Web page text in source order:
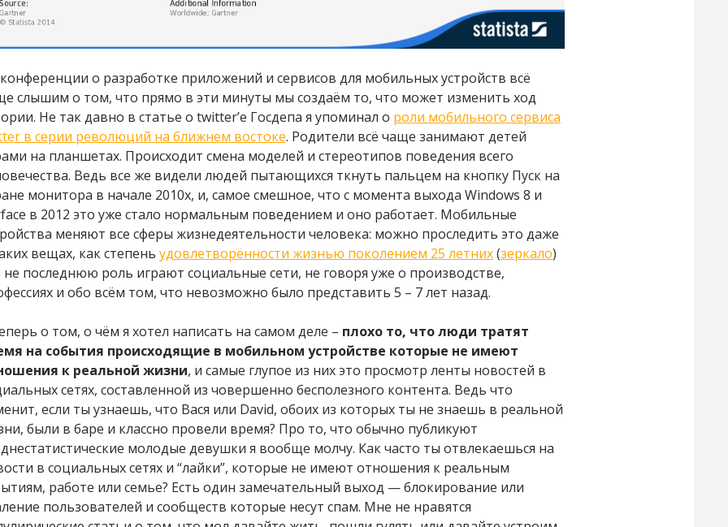
о разработке приложений и сервисов для мобильных устройств всё
слышим о том, что прямо в эти минуты мы создаём то, что может изменить ход
Не так давно в статье о twitter’е Госдепа я упоминал о роли мобильного сервиса
в серии революций на ближнем востоке. Родители всё чаще занимают детей
на планшетах. Происходит смена моделей и стереотипов поведения всего
Ведь все же видели людей пытающихся ткнуть пальцем на кнопку Пуск на
монитора в начале 2010х, и, самое смешное, что с момента выхода Windows 8 и
в 2012 это уже стало нормальным поведением и оно работает. Мобильные
меняют все сферы жизнедеятельности человека: можно проследить это даже
вещах, как степень удовлетворённости жизнью поколением 25 летних(зеркало)
не последнюю роль играют социальные сети, не говоря уже о производстве,
и обо всём том, что невозможно было представить 5 – 7 лет назад.
о том, о чём я хотел написать на самом деле – плохо то, что люди тратят
на события происходящие в мобильном устройстве которые не имеют
к реальной жизни, и самые глупое из них это просмотр ленты новостей в
сетях, составленной из човершенно бесполезного контента. Ведь что
если ты узнаешь, что Вася или David, обоих из которых ты не знаешь в реальной
были в баре и классно провели время? Про то, что обычно публикуют
молодые девушки я вообще молчу. Как часто ты отвлекаешься на
в социальных сетях и “лайки”, которые не имеют отношения к реальным
работе или семье? Есть один замечательный выход — блокирование или
пользователей и сообществ которые несут спам. Мне не нравятся